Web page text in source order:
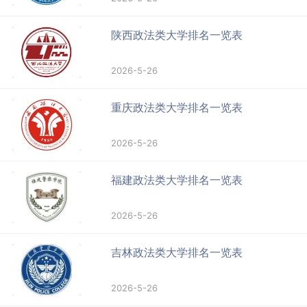
陕西政法类大学排名一览表
2026-5-26
重庆政法类大学排名一览表
2026-5-26
福建政法类大学排名一览表
2026-5-26
吉林政法类大学排名一览表
2026-5-26